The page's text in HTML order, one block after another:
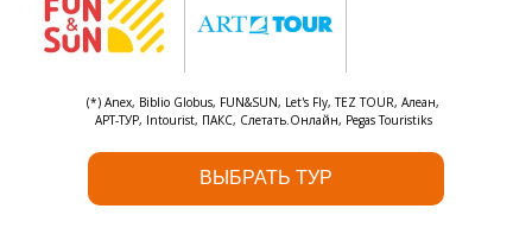
ВЫБРАТЬ ТУР
(*) Anex, Biblio Globus, FUN&SUN, Let's Fly, TEZ TOUR, Алеан,
АРТ-ТУР, Intourist, ПАКС, Слетать.Онлайн, Pegas Touristiks